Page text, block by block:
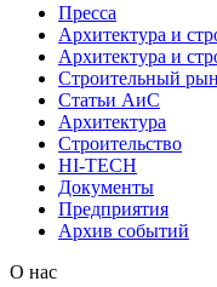
Пресса
Архитектура и
Архитектура и
Строительный
Статьи АиС
Архитектура
Строительство
HI-TECH
Документы
Предприятия
Архив событий
О нас